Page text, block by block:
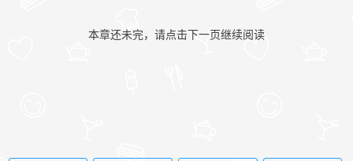
本章还未完，请点击下一页继续阅读